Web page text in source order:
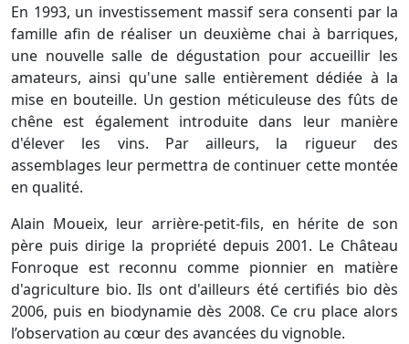
En 1993, un investissement massif sera consenti par la
famille afin de réaliser un deuxième chai à barriques,
une nouvelle salle de dégustation pour accueillir les
amateurs, ainsi qu'une salle entièrement dédiée à la
mise en bouteille. Un gestion méticuleuse des fûts de
chêne est également introduite dans leur manière
d'élever les vins. Par ailleurs, la rigueur des
assemblages leur permettra de continuer cette montée
en qualité.
Alain Moueix, leur arrière-petit-fils, en hérite de son
père puis dirige la propriété depuis 2001. Le Château
Fonroque est reconnu comme pionnier en matière
d'agriculture bio. Ils ont d'ailleurs été certifiés bio dès
2006, puis en biodynamie dès 2008. Ce cru place alors
l’observation au cœur des avancées du vignoble.